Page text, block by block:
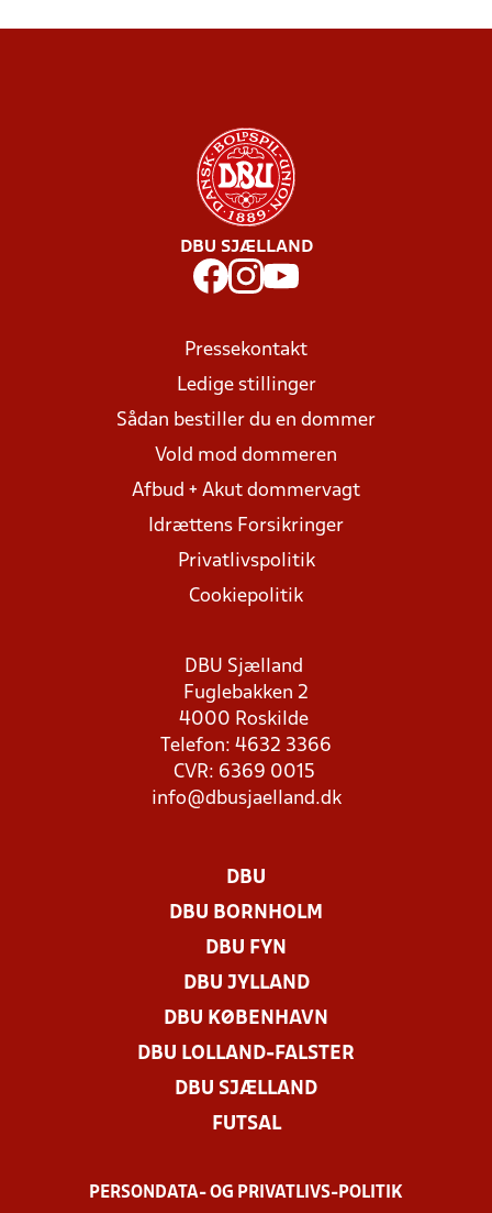
DBU SJÆLLAND
Pressekontakt
Ledige stillinger
Sådan bestiller du en dommer
Vold mod dommeren
Afbud + Akut dommervagt
Idrættens Forsikringer
Privatlivspolitik
Cookiepolitik
DBU Sjælland
Fuglebakken 2
4000 Roskilde
Telefon: 4632 3366
CVR: 6369 0015
info@dbusjaelland.dk
DBU
DBU BORNHOLM
DBU FYN
DBU JYLLAND
DBU KØBENHAVN
DBU LOLLAND-FALSTER
DBU SJÆLLAND
FUTSAL
PERSONDATA- OG PRIVATLIVS-POLITIK